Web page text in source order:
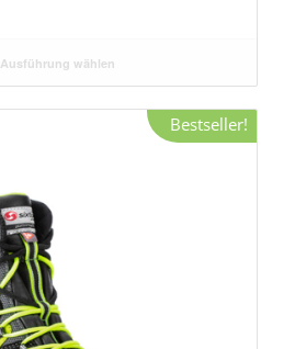
Ausführung wählen
Bestseller!